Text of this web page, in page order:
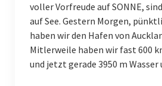
Indonesien (Feb. 2018)
Deutsch
voller Vorfreude auf SONNE,
auf See. Gestern Morgen,
haben wir den Hafen von
Mitlerweile haben wir fast 600
und jetzt gerade 3950 m Wasser